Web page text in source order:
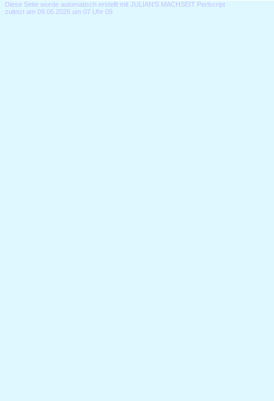
Diese Seite wurde automatisch erstellt mit JULIAN'S MACHSEIT Perlscript
zuletzt am 09.06.2026 um 07 Uhr 09